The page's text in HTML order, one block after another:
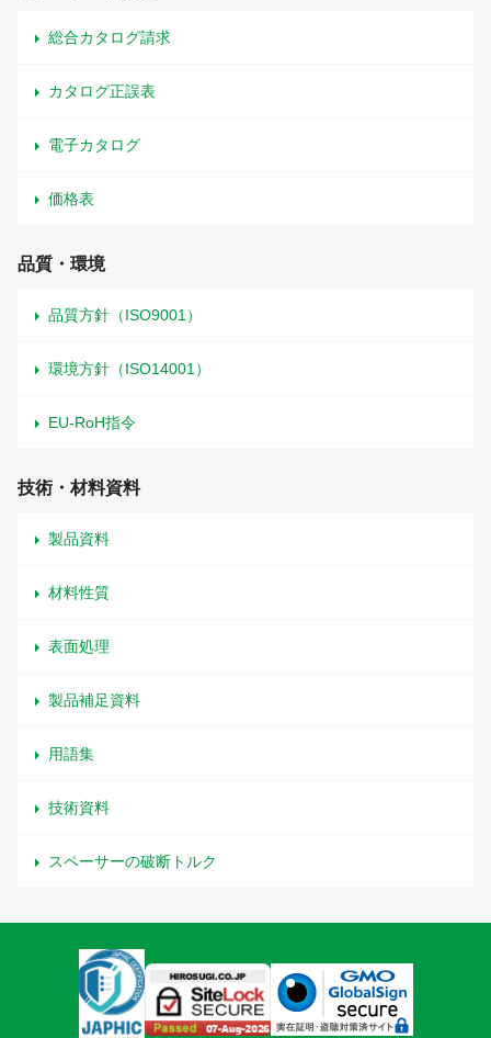
総合カタログ請求
カタログ正誤表
電子カタログ
価格表
品質・環境
品質方針（ISO9001）
環境方針（ISO14001）
EU-RoH指令
技術・材料資料
製品資料
材料性質
表面処理
製品補足資料
用語集
技術資料
スペーサーの破断トルク